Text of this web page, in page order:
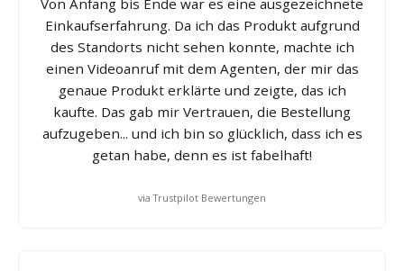
Einkaufserfahrung. Da ich das Produkt aufgrund
des Standorts nicht sehen konnte, machte ich
einen Videoanruf mit dem Agenten, der mir das
genaue Produkt erklärte und zeigte, das ich
kaufte. Das gab mir Vertrauen, die Bestellung
aufzugeben... und ich bin so glücklich, dass ich es
getan habe, denn es ist fabelhaft!
via Trustpilot Bewertungen